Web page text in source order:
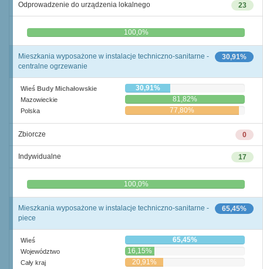
23
Odprowadzenie do urządzenia lokalnego
0,0% 100,0%
30,91%
Mieszkania wyposażone w instalacje techniczno-sanitarne -
centralne ogrzewanie
Wieś Budy Michałowskie 30,91%
Mazowieckie 81,82%
Polska 77,80%
0
Zbiorcze
17
Indywidualne
0,0% 100,0%
65,45%
Mieszkania wyposażone w instalacje techniczno-sanitarne -
piece
Wieś 65,45%
Województwo 16,15%
Cały kraj 20,91%